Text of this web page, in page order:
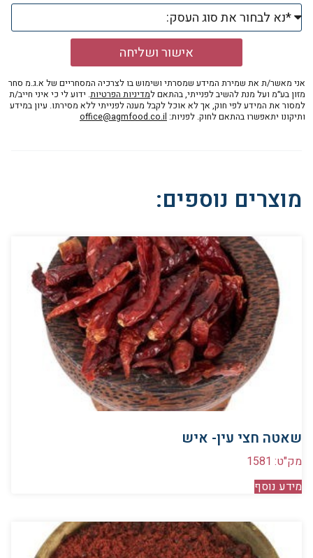
אישור ושליחה
אני מאשר/ת את שמירת המידע שמסרתי ושימוש בו לצרכיה המסחריים של א.ג.מ סחר
מזון בע״מ ועל מנת להשיב לפנייתי, בהתאם למדיניות הפרטיות. ידוע לי כי איני חייב/ת
למסור את המידע לפי חוק, אך לא אוכל לקבל מענה לפנייתי ללא מסירתו. עיון במידע
ותיקונו יתאפשרו בהתאם לחוק. לפניות: office@agmfood.co.il
מוצרים נוספים:
שאטה חצי עין- איש
מק"ט: 1581
מידע נוסף